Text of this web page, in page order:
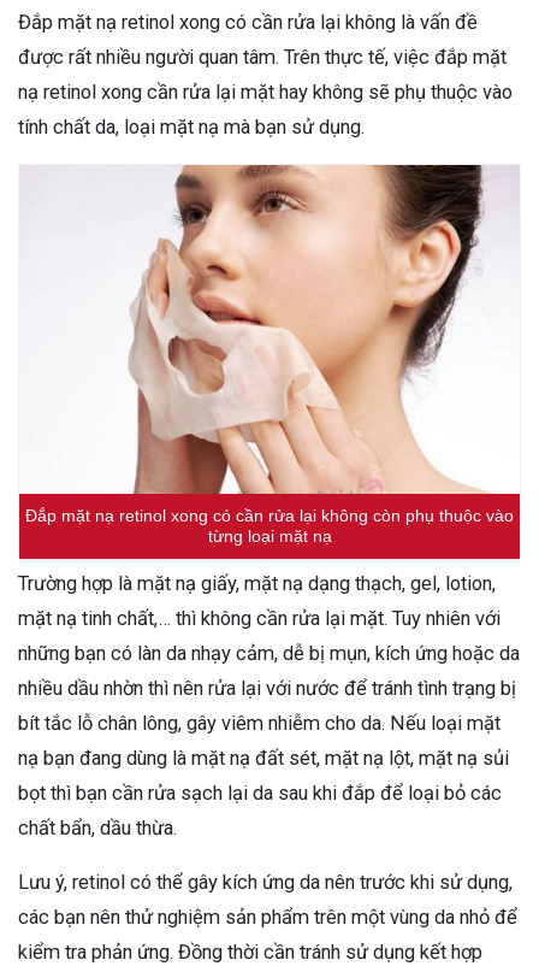
Đắp mặt nạ retinol xong có cần rửa lại không là vấn đề
được rất nhiều người quan tâm. Trên thực tế, việc đắp mặt
nạ retinol xong cần rửa lại mặt hay không sẽ phụ thuộc vào
tính chất da, loại mặt nạ mà bạn sử dụng.
Đắp mặt nạ retinol xong có cần rửa lại không còn phụ thuộc vào
từng loại mặt nạ
Trường hợp là mặt nạ giấy, mặt nạ dạng thạch, gel, lotion,
mặt nạ tinh chất,… thì không cần rửa lại mặt. Tuy nhiên với
những bạn có làn da nhạy cảm, dễ bị mụn, kích ứng hoặc da
nhiều dầu nhờn thì nên rửa lại với nước để tránh tình trạng bị
bít tắc lỗ chân lông, gây viêm nhiễm cho da. Nếu loại mặt
nạ bạn đang dùng là mặt nạ đất sét, mặt nạ lột, mặt nạ sủi
bọt thì bạn cần rửa sạch lại da sau khi đắp để loại bỏ các
chất bẩn, dầu thừa.
Lưu ý, retinol có thể gây kích ứng da nên trước khi sử dụng,
các bạn nên thử nghiệm sản phẩm trên một vùng da nhỏ để
kiểm tra phản ứng. Đồng thời cần tránh sử dụng kết hợp